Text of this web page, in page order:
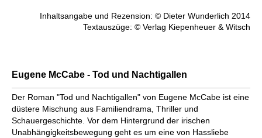
Inhaltsangabe und Rezension: © Dieter Wunderlich 2014
Textauszüge: © Verlag Kiepenheuer & Witsch
Eugene McCabe - Tod und Nachtigallen
Der Roman "Tod und Nachtigallen" von Eugene McCabe ist eine
düstere Mischung aus Familiendrama, Thriller und
Schauergeschichte. Vor dem Hintergrund der irischen
Unabhängigkeitsbewegung geht es um eine von Hassliebe